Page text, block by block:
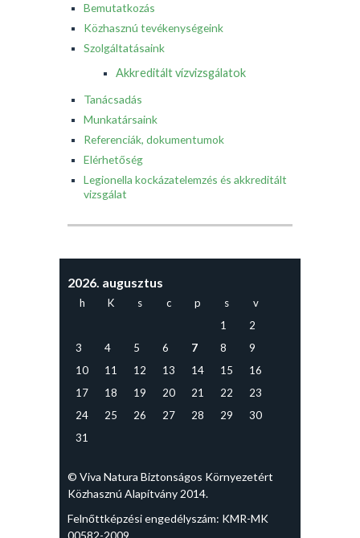
Bemutatkozás
Közhasznú tevékenységeink
Szolgáltatásaink
Akkreditált vízvizsgálatok
Tanácsadás
Munkatársaink
Referenciák, dokumentumok
Elérhetőség
Legionella kockázatelemzés és akkreditált
vizsgálat
2026. augusztus
h K s c p s
v
1
2
3
4 5 6 7 8
9
10
11 12 13 14 15
16
17
18 19 20 21 22
23
24
25 26 27 28 29
30
31
© Viva Natura Biztonságos Környezetért
Közhasznú Alapítvány 2014.
Felnőttképzési engedélyszám: KMR-MK